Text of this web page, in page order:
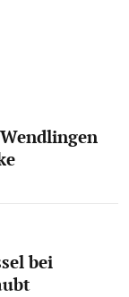
bei